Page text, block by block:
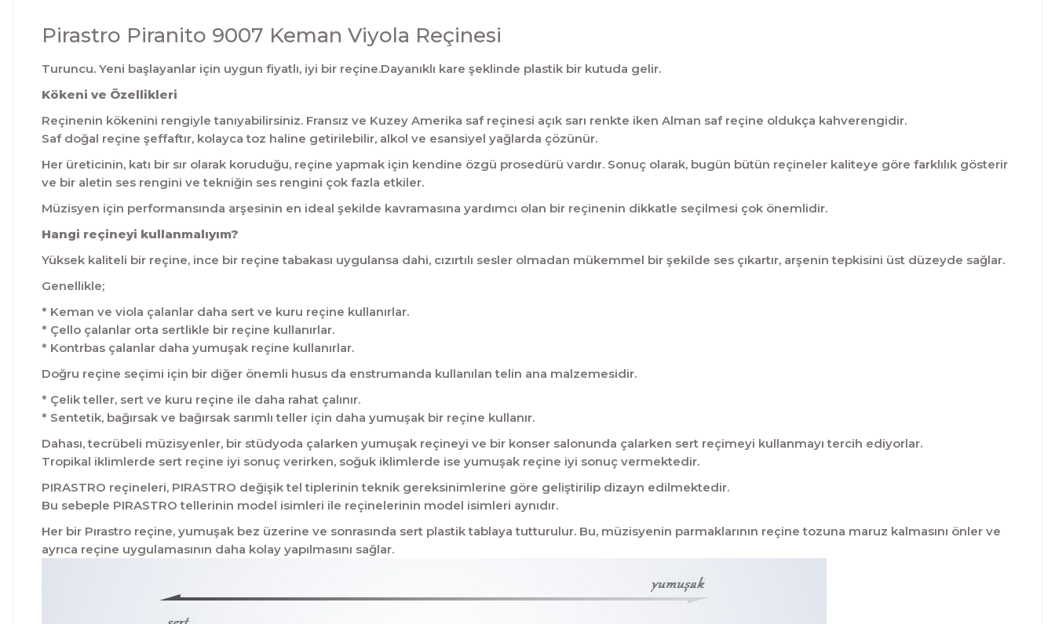
Pirastro Piranito 9007 Keman Viyola Reçinesi
Turuncu. Yeni başlayanlar için uygun fiyatlı, iyi bir reçine.Dayanıklı kare şeklinde plastik bir kutuda gelir.
Kökeni ve Özellikleri
Reçinenin kökenini rengiyle tanıyabilirsiniz. Fransız ve Kuzey Amerika saf reçinesi açık sarı renkte iken Alman saf reçine oldukça kahverengidir.
Saf doğal reçine şeffaftır, kolayca toz haline getirilebilir, alkol ve esansiyel yağlarda çözünür.
Her üreticinin, katı bir sır olarak koruduğu, reçine yapmak için kendine özgü prosedürü vardır. Sonuç olarak, bugün bütün reçineler kaliteye göre farklılık gösterir
ve bir aletin ses rengini ve tekniğin ses rengini çok fazla etkiler.
Müzisyen için performansında arşesinin en ideal şekilde kavramasına yardımcı olan bir reçinenin dikkatle seçilmesi çok önemlidir.
Hangi reçineyi kullanmalıyım?
Yüksek kaliteli bir reçine, ince bir reçine tabakası uygulansa dahi, cızırtılı sesler olmadan mükemmel bir şekilde ses çıkartır, arşenin tepkisini üst düzeyde sağlar.
Genellikle;
* Keman ve viola çalanlar daha sert ve kuru reçine kullanırlar.
* Çello çalanlar orta sertlikle bir reçine kullanırlar.
* Kontrbas çalanlar daha yumuşak reçine kullanırlar.
Doğru reçine seçimi için bir diğer önemli husus da enstrumanda kullanılan telin ana malzemesidir.
* Çelik teller, sert ve kuru reçine ile daha rahat çalınır.
* Sentetik, bağırsak ve bağırsak sarımlı teller için daha yumuşak bir reçine kullanır.
Dahası, tecrübeli müzisyenler, bir stüdyoda çalarken yumuşak reçineyi ve bir konser salonunda çalarken sert reçimeyi kullanmayı tercih ediyorlar.
Tropikal iklimlerde sert reçine iyi sonuç verirken, soğuk iklimlerde ise yumuşak reçine iyi sonuç vermektedir.
PIRASTRO reçineleri, PIRASTRO değişik tel tiplerinin teknik gereksinimlerine göre geliştirilip dizayn edilmektedir.
Bu sebeple PIRASTRO tellerinin model isimleri ile reçinelerinin model isimleri aynıdır.
Her bir Pırastro reçine, yumuşak bez üzerine ve sonrasında sert plastik tablaya tutturulur. Bu, müzisyenin parmaklarının reçine tozuna maruz kalmasını önler ve
ayrıca reçine uygulamasının daha kolay yapılmasını sağlar.